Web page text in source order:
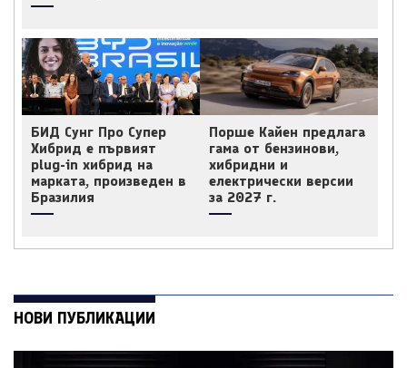
БИД Сунг Про Супер
Хибрид е първият
plug-in хибрид на
марката, произведен в
Бразилия
Порше Кайен предлага
гама от бензинови,
хибридни и
електрически версии
за 2027 г.
НОВИ ПУБЛИКАЦИИ